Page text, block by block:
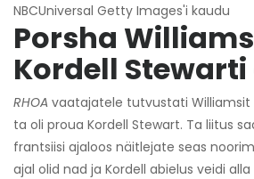
NBCUniversal Getty Images'i kaudu
Porsha
Kordell
RHOA vaatajatele tutvustati Williamsit
ta oli proua Kordell Stewart. Ta liitus
frantsiisi ajaloos näitlejate seas
ajal olid nad ja Kordell abielus veidi